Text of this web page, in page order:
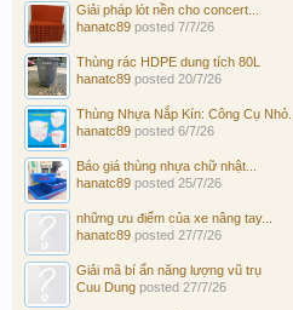
Giải pháp lót nền cho concert...
hanatc89 posted 7/7/26
Thùng rác HDPE dung tích 80L
hanatc89 posted 20/7/26
Thùng Nhựa Nắp Kín: Công Cụ Nhỏ...
hanatc89 posted 6/7/26
Báo giá thùng nhựa chữ nhật...
hanatc89 posted 25/7/26
những ưu điểm của xe nâng tay...
hanatc89 posted 27/7/26
Giải mã bí ẩn năng lượng vũ trụ
Cuu Dung posted 27/7/26